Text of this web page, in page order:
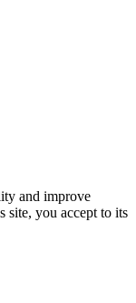
and improve
site, you accept to its